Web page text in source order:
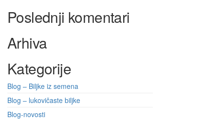
Poslednji komentari
Arhiva
Kategorije
Blog – Biljke iz semena
Blog – lukovičaste biljke
Blog-novosti